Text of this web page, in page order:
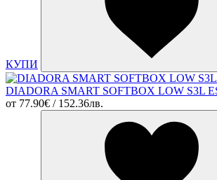
КУПИ
DIADORA SMART SOFTBOX LOW S3L
от 77.90€ / 152.36лв.